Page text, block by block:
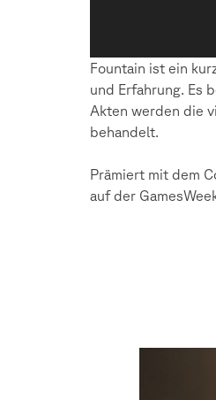
Fountain ist ein
und Erfahrung. Es
Akten werden die
behandelt.
Prämiert mit dem
auf der